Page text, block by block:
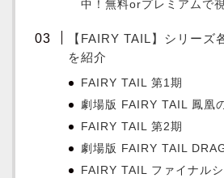
中！無料orプレミアムで
【FAIRY TAIL】シリーズ
を紹介
FAIRY TAIL 第1期
劇場版 FAIRY TAIL 鳳凰
FAIRY TAIL 第2期
劇場版 FAIRY TAIL
FAIRY TAIL ファイナル